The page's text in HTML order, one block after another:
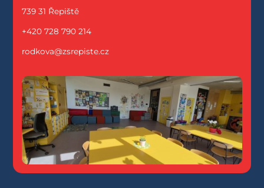
739 31 Řepiště
+420 728 790 214
rodkova@zsrepiste.cz